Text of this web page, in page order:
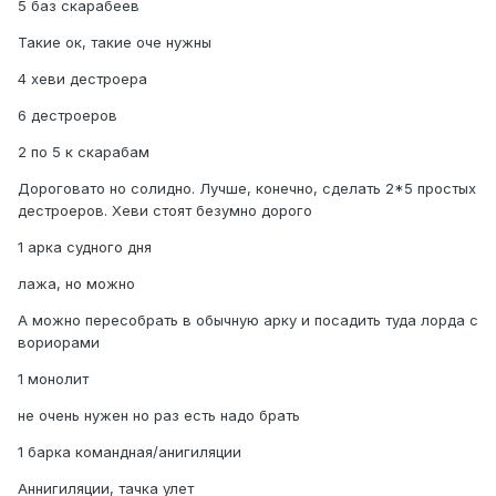
5 баз скарабеев
Такие ок, такие оче нужны
4 хеви дестроера
6 дестроеров
2 по 5 к скарабам
Дороговато но солидно. Лучше, конечно, сделать 2*5 простых
дестроеров. Хеви стоят безумно дорого
1 арка судного дня
лажа, но можно
А можно пересобрать в обычную арку и посадить туда лорда с
вориорами
1 монолит
не очень нужен но раз есть надо брать
1 барка командная/анигиляции
Аннигиляции, тачка улет